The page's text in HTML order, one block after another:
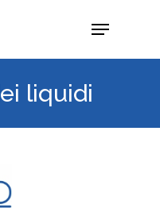
liquidi